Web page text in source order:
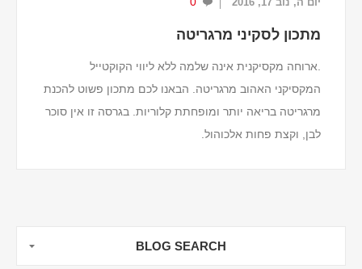
מתכון לסקיני מרגריטה
.ארוחה מקסיקנית אינה שלמה ללא ליווי הקוקטייל
המקסיקני האהוב מרגריטה. הבאנו לכם מתכון פשוט להכנת
מרגריטה בריאה יותר ומופחתת קלוריות. בגרסה זו אין סוכר
לבן, וקצת פחות אלכוהול.
BLOG SEARCH